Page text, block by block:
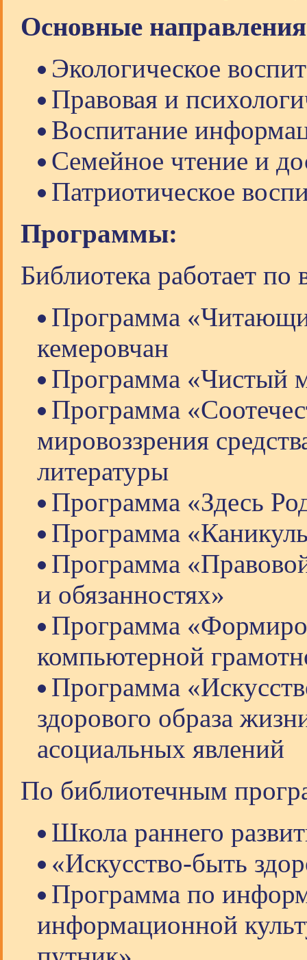
Основные
Экологическое
Правовая и
Воспитание
Семейное чтение и
Патриотическое
Программы:
Библиотека работает
Программа
кемеровчан
Программа «Чистый
Программа
мировоззрения
литературы
Программа «Здесь
Программа
Программа
и обязанностях»
Программа
компьютерной
Программа
здорового образа
асоциальных явлений
По библиотечным
Школа раннего
«Искусство-быть
Программа по
информационной